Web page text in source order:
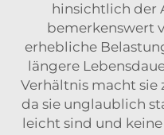
hinsichtlich der
bemerkenswert
erhebliche
längere
Verhältnis macht sie
da sie unglaublich
leicht sind und